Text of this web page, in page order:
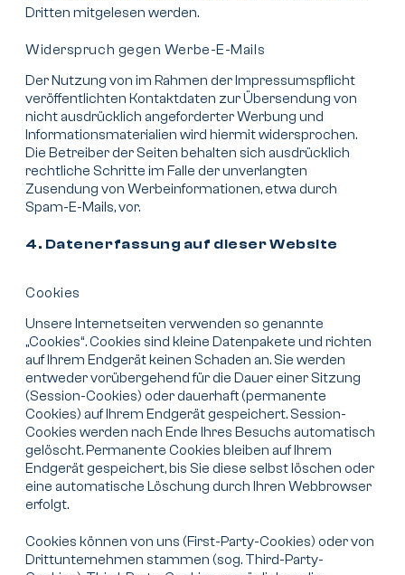
Dritten mitgelesen werden.
Widerspruch gegen Werbe-E-Mails
Der Nutzung von im Rahmen der Impressumspflicht
veröffentlichten Kontaktdaten zur Übersendung von
nicht ausdrücklich angeforderter Werbung und
Informationsmaterialien wird hiermit widersprochen.
Die Betreiber der Seiten behalten sich ausdrücklich
rechtliche Schritte im Falle der unverlangten
Zusendung von Werbeinformationen, etwa durch
Spam-E-Mails, vor.
4. Datenerfassung auf dieser Website
Cookies
Unsere Internetseiten verwenden so genannte
„Cookies“. Cookies sind kleine Datenpakete und richten
auf Ihrem Endgerät keinen Schaden an. Sie werden
entweder vorübergehend für die Dauer einer Sitzung
(Session-Cookies) oder dauerhaft (permanente
Cookies) auf Ihrem Endgerät gespeichert. Session-
Cookies werden nach Ende Ihres Besuchs automatisch
gelöscht. Permanente Cookies bleiben auf Ihrem
Endgerät gespeichert, bis Sie diese selbst löschen oder
eine automatische Löschung durch Ihren Webbrowser
erfolgt.
Cookies können von uns (First-Party-Cookies) oder von
Drittunternehmen stammen (sog. Third-Party-